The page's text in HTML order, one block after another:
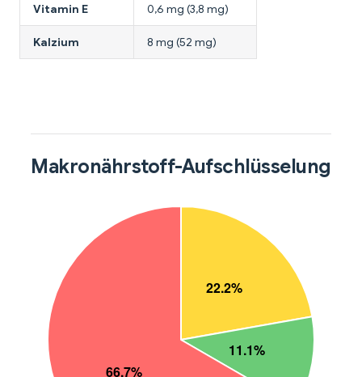
Vitamin E 0,6 mg (3,8 mg)
Kalzium 8 mg (52 mg)
Makronährstoff-Aufschlüsselung